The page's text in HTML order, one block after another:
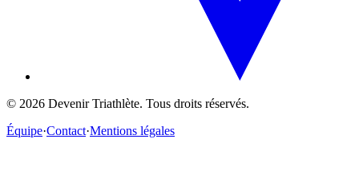
© 2026 Devenir Triathlète. Tous droits réservés.
Équipe·Contact·Mentions légales